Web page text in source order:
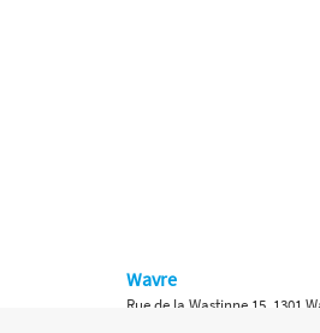
Wavre
Rue de la Wastinne 15, 1301